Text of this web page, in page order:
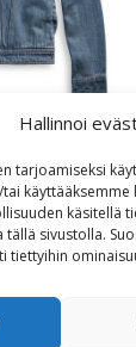
Hallinnoi
tarjoamiseksi
käsitellä
tällä sivustolla.
tiettyihin
Bar & Shield
€Nykyinen